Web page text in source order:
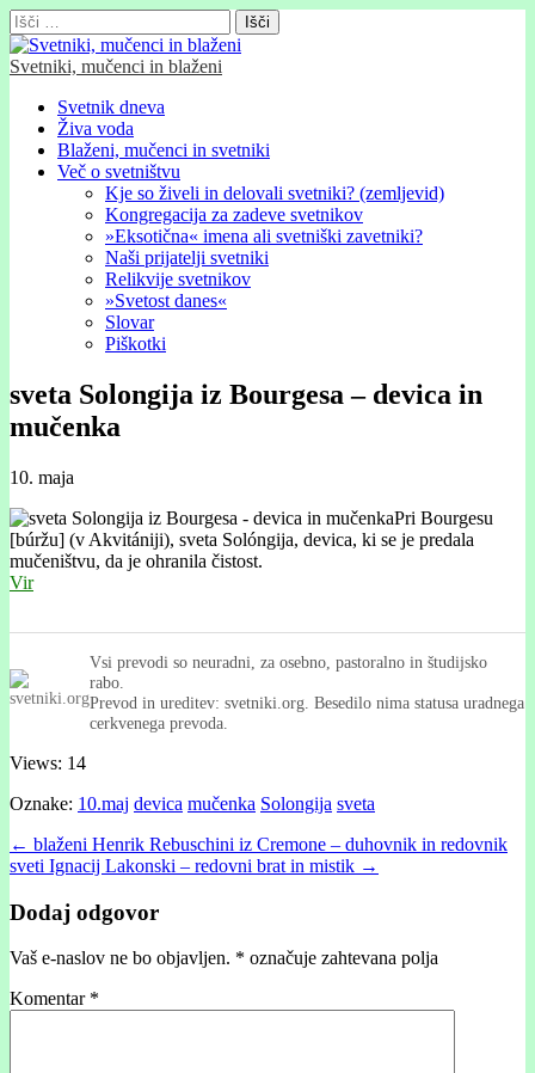
Išči:
Svetniki, mučenci in blaženi
Glavni
meni
Skip
content
Svetnik dneva
Živa voda
Blaženi, mučenci in svetniki
Več o svetništvu
Kje so živeli in delovali svetniki? (zemljevid)
Kongregacija za zadeve svetnikov
»Eksotična« imena ali svetniški zavetniki?
Naši prijatelji svetniki
Relikvije svetnikov
»Svetost danes«
Slovar
Piškotki
sveta Solongija iz Bourgesa – devica in
mučenka
10. maja
Pri Bourgesu
[búržu] (v Akvitániji), sveta Solóngija, devica, ki se je predala
mučeništvu, da je ohranila čistost.
Vir
Vsi prevodi so neuradni, za osebno, pastoralno in študijsko
rabo.
Prevod in ureditev: svetniki.org. Besedilo nima statusa uradnega
cerkvenega prevoda.
Views: 14
Oznake: 10.maj devica mučenka Solongija sveta
Post
navigation
← blaženi Henrik Rebuschini iz Cremone – duhovnik in redovnik
sveti Ignacij Lakonski – redovni brat in mistik →
Dodaj odgovor
Vaš e-naslov ne bo objavljen. * označuje zahtevana polja
Komentar *